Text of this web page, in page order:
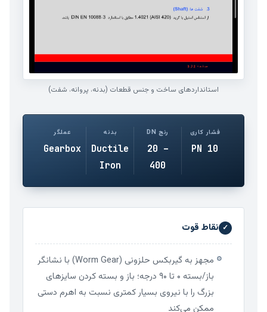
استانداردهای ساخت و جنس قطعات (بدنه، پروانه، شفت)
فشار کاری
PN 10
رنج DN
20 –
400
بدنه
Ductile
Iron
عملگر
Gearbox
✓ نقاط قوت
⚙
مجهز به گیربکس حلزونی (Worm Gear) با نشانگر
باز/بسته ۰ تا ۹۰ درجه؛ باز و بسته کردن سایزهای
بزرگ را با نیروی بسیار کمتری نسبت به اهرم دستی
ممکن می‌کند